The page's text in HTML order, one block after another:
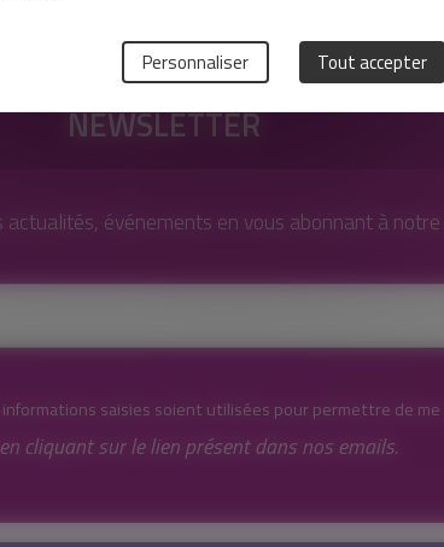
Tout accepter
Personnaliser
NEWSLETTER
actualités, événements en vous abonnant à
saisies soient utilisées pour permettre de
cliquant sur le lien présent dans nos emails.